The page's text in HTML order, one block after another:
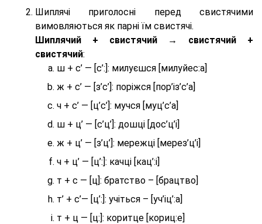
Шиплячі приголосні перед свистячими
вимовляються як парні їм свистячі.
Шиплячий + свистячий → свистячий +
свистячий:
ш + с’ — [с’:]: милуєшся [милуйес:а]
ж + с’ — [з’с’]: поріжся [пор’із’с’а]
ч + с’ — [ц’с’]: мучся [муц’с’а]
ш + ц’ — [с’ц’]: дошці [дос’ц’і]
ж + ц’ — [з’ц’]: мережці [мерез’ц’і]
ч + ц’ — [ц’:]: качці [кац’:і]
т + с — [ц]: братство – [брaцтво]
т’ + с’— [ц’:]: учіться – [уч’іц’:a]
т + ц — [ц:]: коритце [кориц:е]